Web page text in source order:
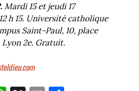
Mardi 15 et jeudi 17
h 15. Université catholique
Saint-Paul, 10, place
Lyon 2e. Gratuit.